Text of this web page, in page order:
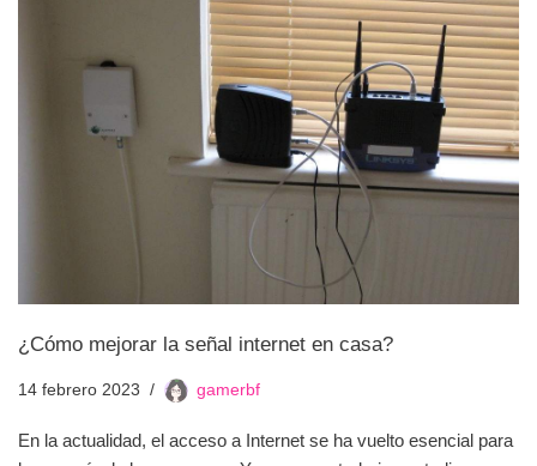
¿Cómo mejorar la señal internet en casa?
14 febrero 2023 gamerbf
En la actualidad, el acceso a Internet se ha vuelto esencial para